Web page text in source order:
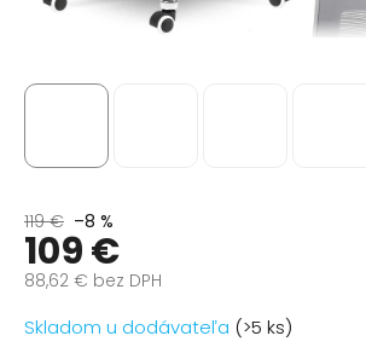
119 € –8 %
109 €
88,62 € bez DPH
Jednotková
cena:
Skladom u dodávateľa (>5 ks)